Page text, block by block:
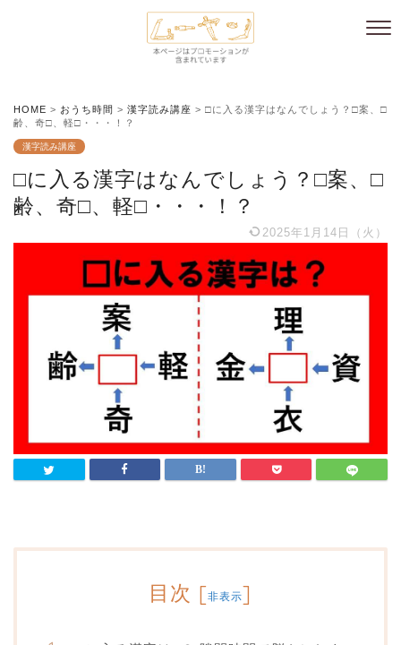
HOME > おうち時間 > 漢字読み講座 > □に入る漢字はなんでしょう？□案、□
齢、奇□、軽□・・・！？
漢字読み講座
□に入る漢字はなんでしょう？□案、□
齢、奇□、軽□・・・！？
2025年1月14日（火）
目次 [非表示]